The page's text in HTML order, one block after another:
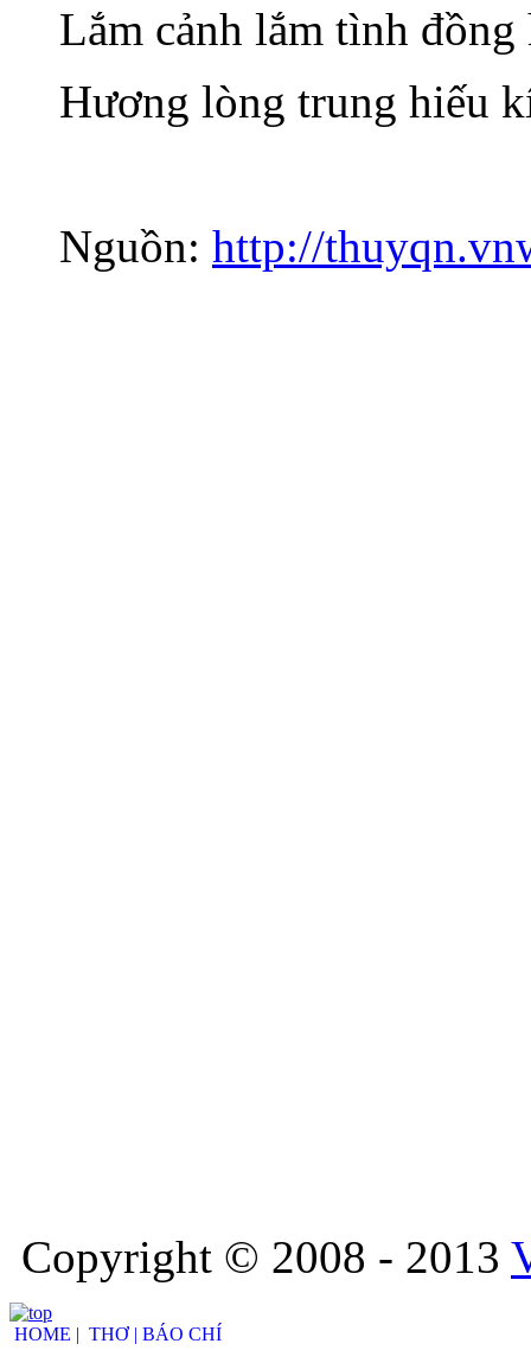
Lắm cảnh lắm tình
Hương lòng trung hiếu
Nguồn: http://
Copyright © 2008 - 2013
HOME | THƠ | BÁO CHÍ